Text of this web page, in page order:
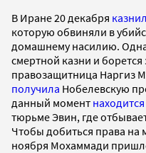
В Иране 20 декабря
которую обвиняли в
домашнему насилию. Одна
смертной казни и
правозащитница Наргиз
получила Нобелевскую
данный момент находится
тюрьме Эвин, где
Чтобы добиться права
ноября Мохаммади